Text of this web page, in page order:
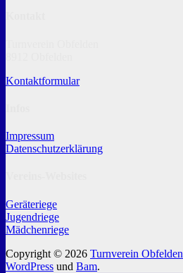
Kontaktformular
Impressum
Datenschutzerklärung
Geräteriege
Jugendriege
Mädchenriege
Copyright © 2026 Turnverein Obfelden
WordPress und Bam.